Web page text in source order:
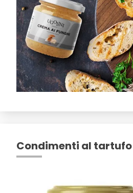
Condimenti al tartufo